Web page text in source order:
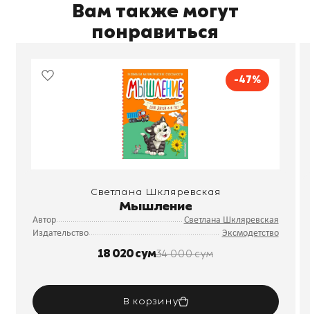
Вам также могут
понравиться
-47%
Светлана Шкляревская
Мышление
Автор
Светлана Шкляревская
Издательство
Эксмодетство
18 020 сум34 000 сум
В корзину